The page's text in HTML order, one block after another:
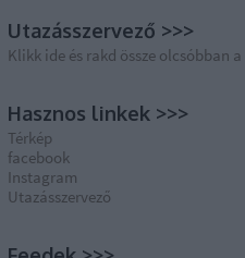
Utazásszervező >>>
Klikk ide és rakd össze olcsóbban
Hasznos linkek >>>
Térkép
facebook
Instagram
Utazásszervező